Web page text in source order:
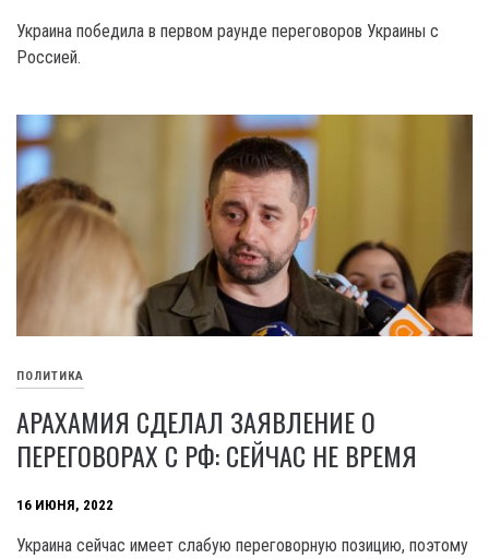
Украина победила в первом раунде переговоров Украины с
Россией.
ПОЛИТИКА
АРАХАМИЯ СДЕЛАЛ ЗАЯВЛЕНИЕ О
ПЕРЕГОВОРАХ С РФ: СЕЙЧАС НЕ ВРЕМЯ
16 ИЮНЯ, 2022
Украина сейчас имеет слабую переговорную позицию, поэтому